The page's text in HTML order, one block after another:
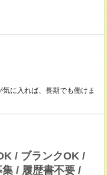
入れば、長期でも働けま
/ ブランクOK /
/ 履歴書不要 /